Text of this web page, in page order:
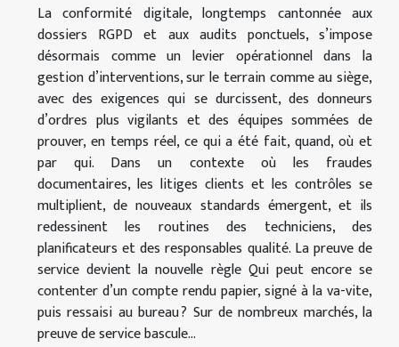
La conformité digitale, longtemps cantonnée aux
dossiers RGPD et aux audits ponctuels, s’impose
désormais comme un levier opérationnel dans la
gestion d’interventions, sur le terrain comme au siège,
avec des exigences qui se durcissent, des donneurs
d’ordres plus vigilants et des équipes sommées de
prouver, en temps réel, ce qui a été fait, quand, où et
par qui. Dans un contexte où les fraudes
documentaires, les litiges clients et les contrôles se
multiplient, de nouveaux standards émergent, et ils
redessinent les routines des techniciens, des
planificateurs et des responsables qualité. La preuve de
service devient la nouvelle règle Qui peut encore se
contenter d’un compte rendu papier, signé à la va-vite,
puis ressaisi au bureau ? Sur de nombreux marchés, la
preuve de service bascule...